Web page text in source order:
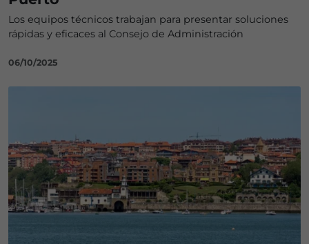
Los equipos técnicos trabajan para presentar soluciones
rápidas y eficaces al Consejo de Administración
06/10/2025